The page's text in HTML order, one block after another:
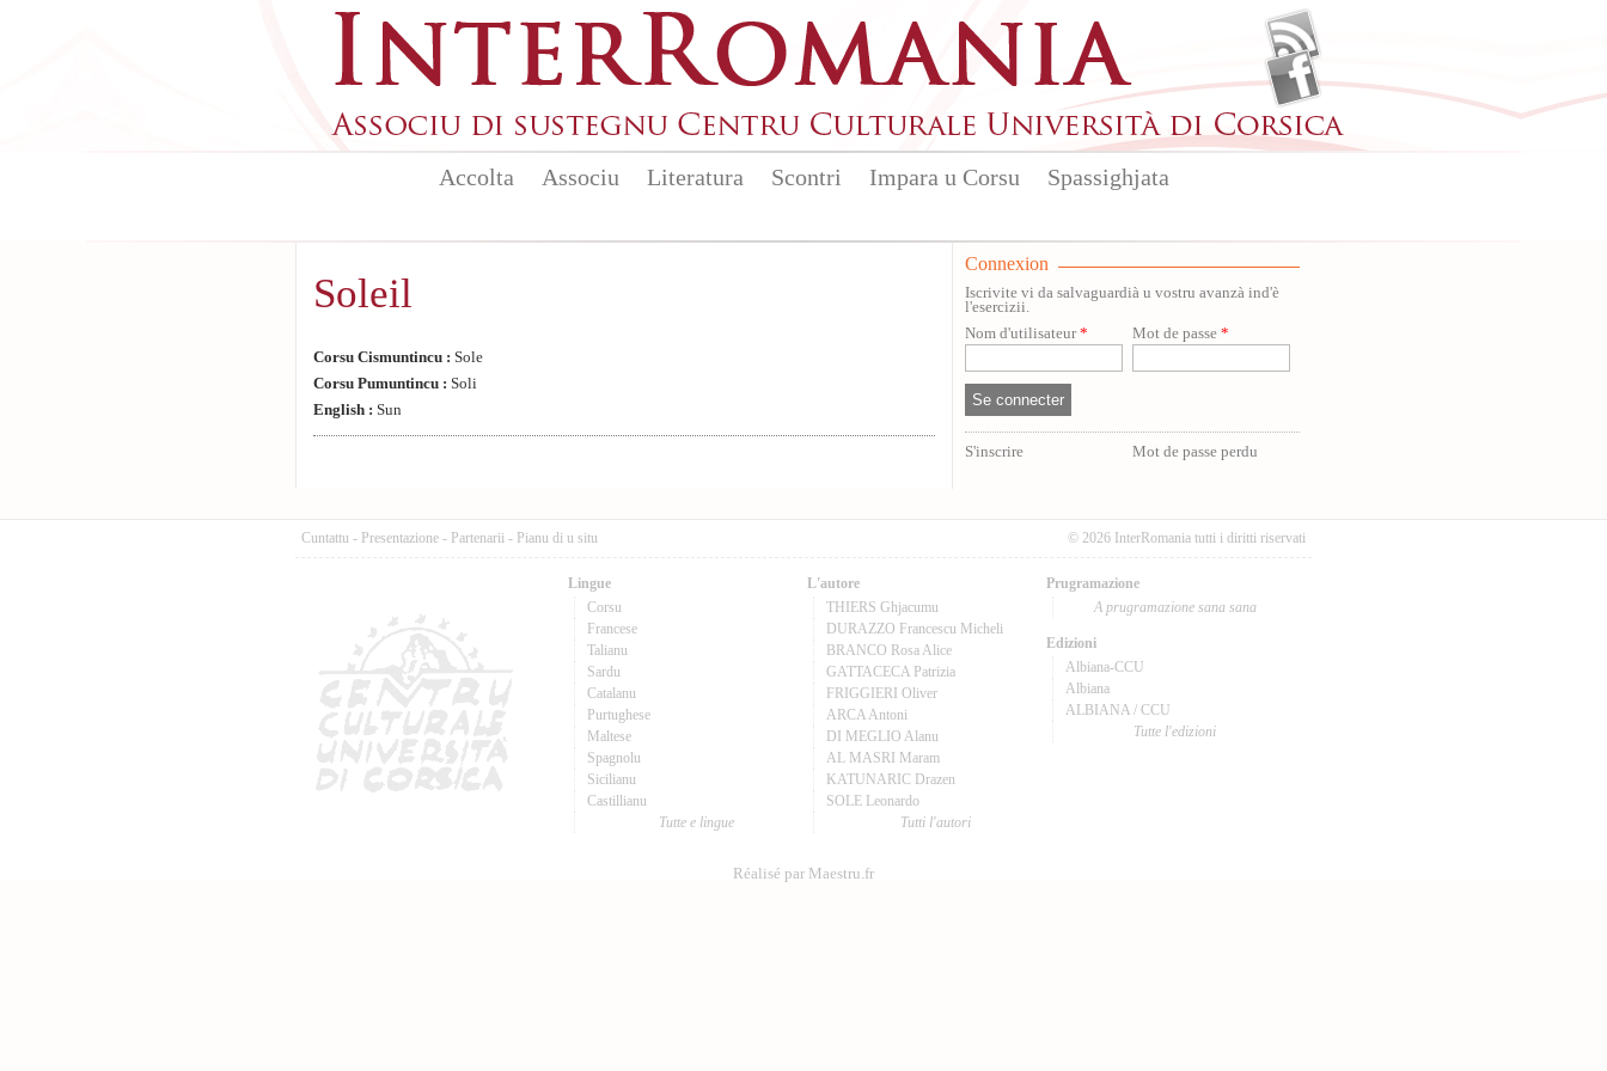
Accolta Associu Literatura Scontri Impara u Corsu Spassighjata
Soleil
Corsu Cismuntincu : Sole
Corsu Pumuntincu : Soli
English : Sun
Connexion
Iscrivite vi da salvaguardià u vostru avanzà ind'è
l'esercizii.
Nom d'utilisateur* Mot de passe *
S'inscrire Mot de passe perdu
Cuntattu - Presentazione - Partenarii - Pianu di u situ © 2026 InterRomania tutti i diritti riservati
Lingue
Corsu
Francese
Talianu
Sardu
Catalanu
Purtughese
Maltese
Spagnolu
Sicilianu
Castillianu
Tutte e lingue
L'autore
THIERS Ghjacumu
DURAZZO Francescu Micheli
BRANCO Rosa Alice
GATTACECA Patrizia
FRIGGIERI Oliver
ARCA Antoni
DI MEGLIO Alanu
AL MASRI Maram
KATUNARIC Drazen
SOLE Leonardo
Tutti l'autori
Prugramazione
A prugramazione sana sana
Edizioni
Albiana-CCU
Albiana
ALBIANA / CCU
Tutte l'edizioni
Réalisé par Maestru.fr